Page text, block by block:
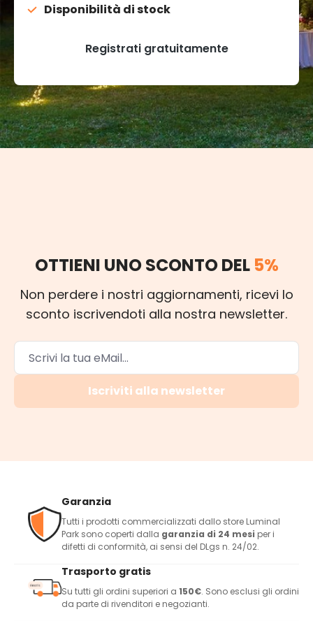
Disponibilità di stock
Registrati gratuitamente
OTTIENI UNO SCONTO DEL 5%
Non perdere i nostri aggiornamenti, ricevi lo
sconto iscrivendoti alla nostra newsletter.
Iscriviti alla newsletter
Garanzia
Tutti i prodotti commercializzati dallo store Luminal
Park sono coperti dalla garanzia di 24 mesi per i
difetti di conformità, ai sensi del DLgs n. 24/02.
Trasporto gratis
Su tutti gli ordini superiori a 150€. Sono esclusi gli ordini
da parte di rivenditori e negozianti.